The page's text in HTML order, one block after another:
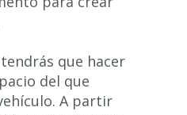
que hacer
del que
A partir